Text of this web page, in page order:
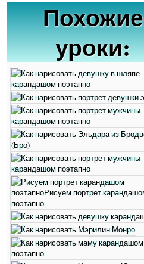
Похожие
уроки: